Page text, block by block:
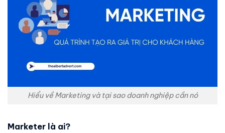
Hiểu về Marketing và tại sao doanh nghiệp cần nó
Marketer là ai?